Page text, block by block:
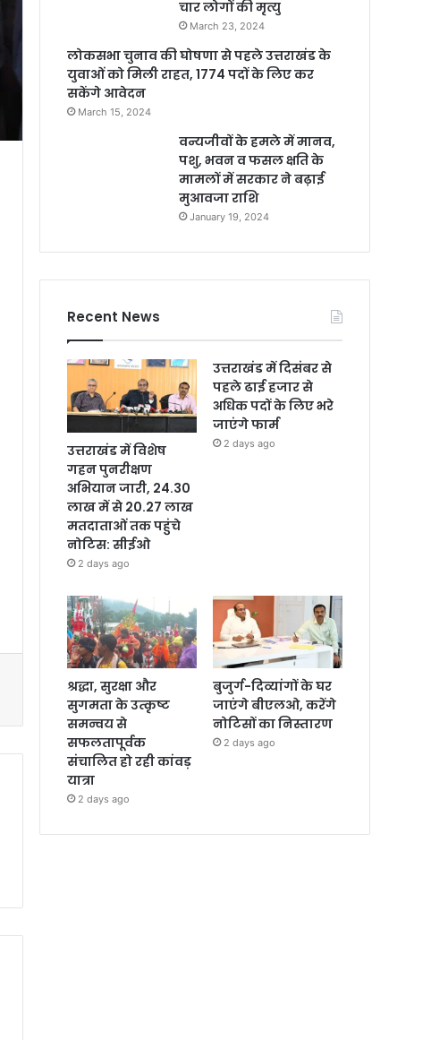
चार लोगों की मृत्यु
March 23, 2024
लोकसभा चुनाव की घोषणा से पहले उत्तराखंड के
युवाओं को मिली राहत, 1774 पदों के लिए कर
सकेंगे आवेदन
March 15, 2024
वन्यजीवों के हमले में मानव,
पशु, भवन व फसल क्षति के
मामलों में सरकार ने बढ़ाई
मुआवजा राशि
January 19, 2024
Recent News
उत्तराखंड में विशेष
गहन पुनरीक्षण
अभियान जारी, 24.30
लाख में से 20.27 लाख
मतदाताओं तक पहुंचे
नोटिस: सीईओ
2 days ago
उत्तराखंड में दिसंबर से
पहले ढाई हजार से
अधिक पदों के लिए भरे
जाएंगे फार्म
2 days ago
श्रद्धा, सुरक्षा और
सुगमता के उत्कृष्ट
समन्वय से
सफलतापूर्वक
संचालित हो रही कांवड़
यात्रा
2 days ago
बुजुर्ग-दिव्यांगों के घर
जाएंगे बीएलओ, करेंगे
नोटिसों का निस्तारण
2 days ago